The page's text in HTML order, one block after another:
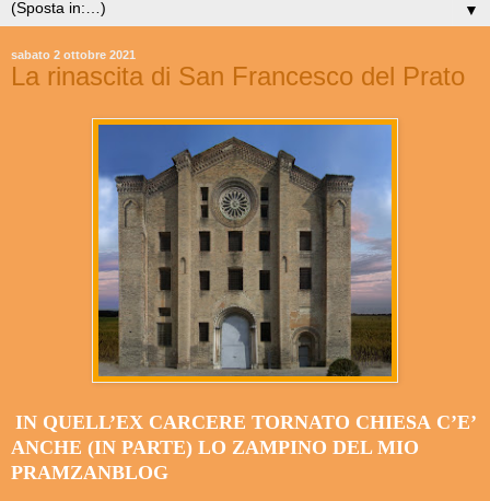
▼
sabato 2 ottobre 2021
La rinascita di San Francesco del Prato
IN QUELL’EX CARCERE TORNATO CHIESA C’E’
ANCHE (IN PARTE) LO ZAMPINO DEL MIO
PRAMZANBLOG